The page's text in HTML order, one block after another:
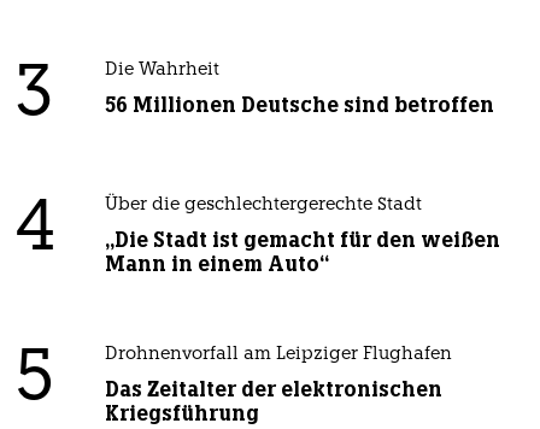
3 Die Wahrheit
56 Millionen Deutsche sind betroffen
4 Über die geschlechtergerechte Stadt
„Die Stadt ist gemacht für den weißen
Mann in einem Auto“
5 Drohnenvorfall am Leipziger Flughafen
Das Zeitalter der elektronischen
Kriegsführung